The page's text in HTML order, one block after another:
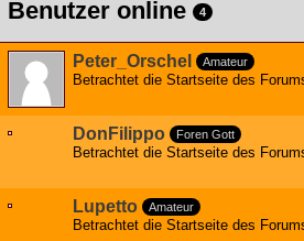
Benutzer online 4
Peter_Orschel Amateur
Betrachtet die Startseite des
DonFilippo Foren Gott
Betrachtet die Startseite des
Lupetto Amateur
Betrachtet die Startseite des